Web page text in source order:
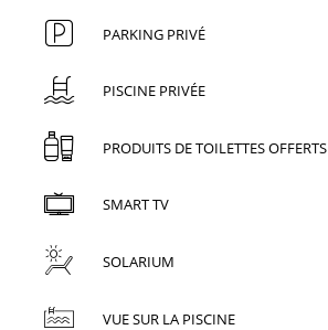
PARKING PRIVÉ
PISCINE PRIVÉE
PRODUITS DE TOILETTES OFFERTS
SMART TV
SOLARIUM
VUE SUR LA PISCINE